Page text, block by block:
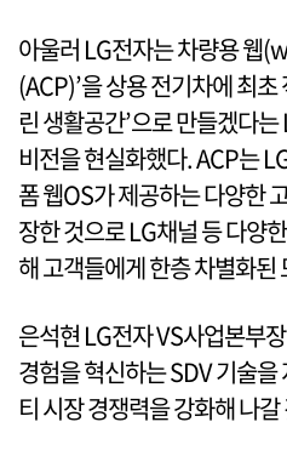
아울러 LG전자는 차량용 웹
(ACP)’을 상용 전기차에 최
린 생활공간’으로 만들겠다
비전을 현실화했다. ACP는
폼 웹OS가 제공하는 다양한
장한 것으로 LG채널 등 다양
해 고객들에게 한층 차별화
은석현 LG전자 VS사업본부
경험을 혁신하는 SDV 기술
티 시장 경쟁력을 강화해 나